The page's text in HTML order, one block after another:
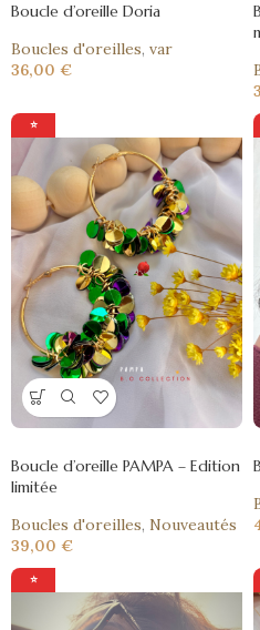
Boucle d’oreille Doria
Boucles d'oreilles, var
36,00 €
⭐
Boucle d’oreille PAMPA – Edition
limitée
Boucles d'oreilles, Nouveautés
39,00 €
⭐